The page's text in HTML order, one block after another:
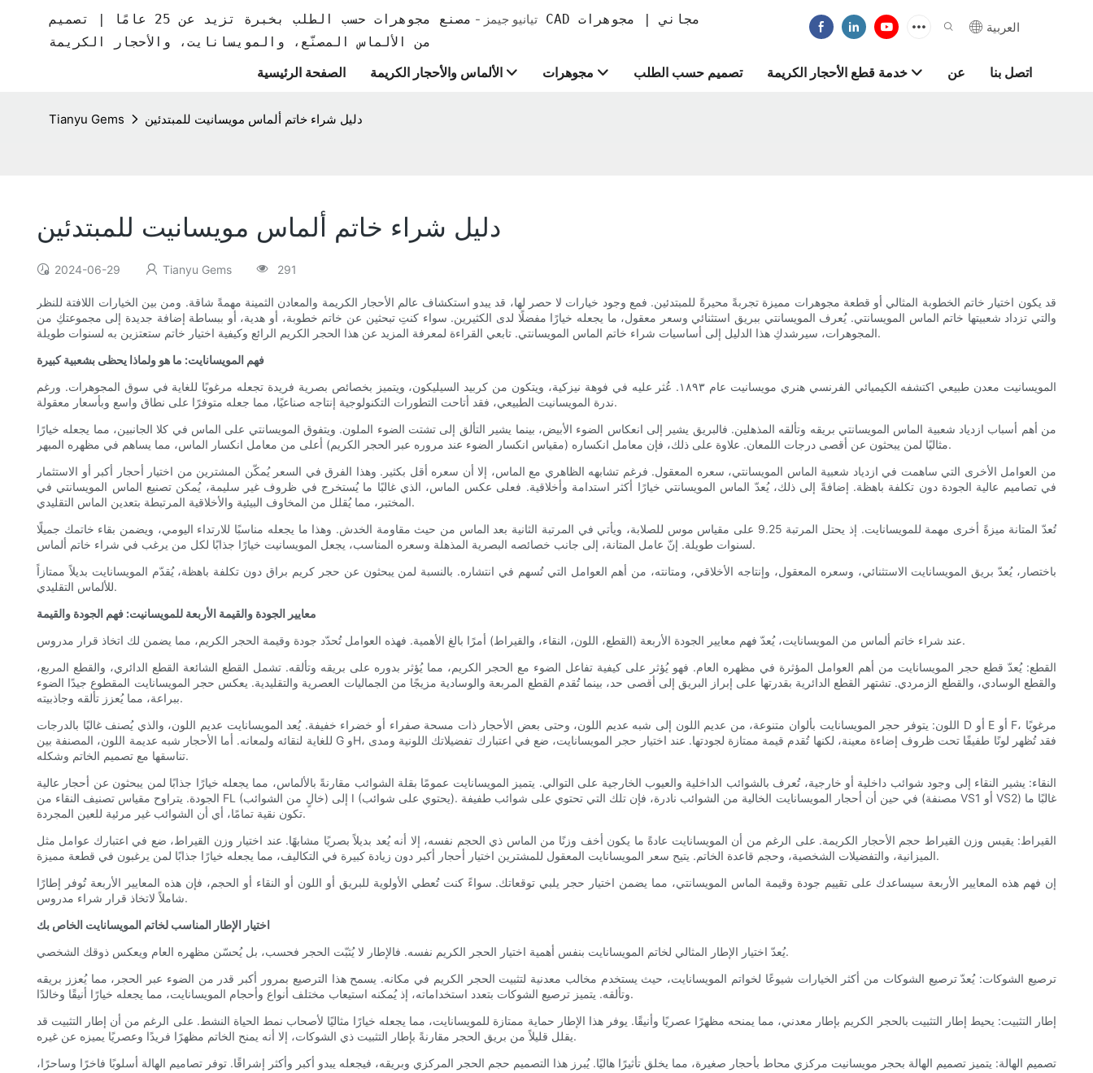
تيانيو جيمز -
مصنع مجوهرات حسب الطلب بخبرة تزيد عن 25 عامًا | تصميم CAD مجاني | مجوهرات
من الألماس المصنّع، والمويسانايت، والأحجار الكريمة
العربية
الصفحة الرئيسية الألماس والأحجار الكريمة مجوهرات تصميم حسب الطلب خدمة قطع الأحجار الكريمة عن اتصل بنا
Tianyu Gems دليل شراء خاتم ألماس مويسانيت للمبتدئين
دليل شراء خاتم ألماس مويسانيت للمبتدئين
2024-06-29 Tianyu Gems 291
قد يكون اختيار خاتم الخطوبة المثالي أو قطعة مجوهرات مميزة تجربةً محيرةً للمبتدئين. فمع وجود خيارات لا حصر لها، قد يبدو استكشاف عالم الأحجار الكريمة والمعادن الثمينة مهمةً شاقة. ومن بين الخيارات اللافتة للنظر
والتي تزداد شعبيتها خاتم الماس المويسانتي. يُعرف المويسانتي ببريق استثنائي وسعر معقول، ما يجعله خيارًا مفضلًا لدى الكثيرين. سواء كنتِ تبحثين عن خاتم خطوبة، أو هدية، أو ببساطة إضافة جديدة إلى مجموعتكِ من
المجوهرات، سيرشدكِ هذا الدليل إلى أساسيات شراء خاتم الماس المويسانتي. تابعي القراءة لمعرفة المزيد عن هذا الحجر الكريم الرائع وكيفية اختيار خاتم ستعتزين به لسنوات طويلة.
فهم المويسانايت: ما هو ولماذا يحظى بشعبية كبيرة
المويسانيت معدن طبيعي اكتشفه الكيميائي الفرنسي هنري مويسانيت عام ١٨٩٣. عُثر عليه في فوهة نيزكية، ويتكون من كربيد السيليكون، ويتميز بخصائص بصرية فريدة تجعله مرغوبًا للغاية في سوق المجوهرات. ورغم
ندرة المويسانيت الطبيعي، فقد أتاحت التطورات التكنولوجية إنتاجه صناعيًا، مما جعله متوفرًا على نطاق واسع وبأسعار معقولة.
من أهم أسباب ازدياد شعبية الماس المويسانتي بريقه وتألقه المذهلين. فالبريق يشير إلى انعكاس الضوء الأبيض، بينما يشير التألق إلى تشتت الضوء الملون. ويتفوق المويسانتي على الماس في كلا الجانبين، مما يجعله خيارًا
مثاليًا لمن يبحثون عن أقصى درجات اللمعان. علاوة على ذلك، فإن معامل انكساره (مقياس انكسار الضوء عند مروره عبر الحجر الكريم) أعلى من معامل انكسار الماس، مما يساهم في مظهره المبهر.
من العوامل الأخرى التي ساهمت في ازدياد شعبية الماس المويسانتي، سعره المعقول. فرغم تشابهه الظاهري مع الماس، إلا أن سعره أقل بكثير. وهذا الفرق في السعر يُمكّن المشترين من اختيار أحجار أكبر أو الاستثمار
في تصاميم عالية الجودة دون تكلفة باهظة. إضافةً إلى ذلك، يُعدّ الماس المويسانتي خيارًا أكثر استدامة وأخلاقية. فعلى عكس الماس، الذي غالبًا ما يُستخرج في ظروف غير سليمة، يُمكن تصنيع الماس المويسانتي في
المختبر، مما يُقلل من المخاوف البيئية والأخلاقية المرتبطة بتعدين الماس التقليدي.
تُعدّ المتانة ميزةً أخرى مهمة للمويسانايت. إذ يحتل المرتبة 9.25 على مقياس موس للصلابة، ويأتي في المرتبة الثانية بعد الماس من حيث مقاومة الخدش. وهذا ما يجعله مناسبًا للارتداء اليومي، ويضمن بقاء خاتمك جميلًا
لسنوات طويلة. إنّ عامل المتانة، إلى جانب خصائصه البصرية المذهلة وسعره المناسب، يجعل المويسانيت خيارًا جذابًا لكل من يرغب في شراء خاتم ألماس.
باختصار، يُعدّ بريق المويسانايت الاستثنائي، وسعره المعقول، وإنتاجه الأخلاقي، ومتانته، من أهم العوامل التي تُسهم في انتشاره. بالنسبة لمن يبحثون عن حجر كريم براق دون تكلفة باهظة، يُقدّم المويسانايت بديلاً ممتازاً
للألماس التقليدي.
معايير الجودة والقيمة الأربعة للمويسانيت: فهم الجودة والقيمة
عند شراء خاتم ألماس من المويسانايت، يُعدّ فهم معايير الجودة الأربعة (القطع، اللون، النقاء، والقيراط) أمرًا بالغ الأهمية. فهذه العوامل تُحدّد جودة وقيمة الحجر الكريم، مما يضمن لك اتخاذ قرار مدروس.
القطع: يُعدّ قطع حجر المويسانايت من أهم العوامل المؤثرة في مظهره العام. فهو يُؤثر على كيفية تفاعل الضوء مع الحجر الكريم، مما يُؤثر بدوره على بريقه وتألقه. تشمل القطع الشائعة القطع الدائري، والقطع المربع،
والقطع الوسادي، والقطع الزمردي. تشتهر القطع الدائرية بقدرتها على إبراز البريق إلى أقصى حد، بينما تُقدم القطع المربعة والوسادية مزيجًا من الجماليات العصرية والتقليدية. يعكس حجر المويسانايت المقطوع جيدًا الضوء
ببراعة، مما يُعزز تألقه وجاذبيته.
اللون: يتوفر حجر المويسانايت بألوان متنوعة، من عديم اللون إلى شبه عديم اللون، وحتى بعض الأحجار ذات مسحة صفراء أو خضراء خفيفة. يُعد المويسانايت عديم اللون، والذي يُصنف غالبًا بالدرجات D أو E أو F، مرغوبًا
للغاية لنقائه ولمعانه. أما الأحجار شبه عديمة اللون، المصنفة بين G وH، فقد تُظهر لونًا طفيفًا تحت ظروف إضاءة معينة، لكنها تُقدم قيمة ممتازة لجودتها. عند اختيار حجر المويسانايت، ضع في اعتبارك تفضيلاتك اللونية ومدى
تناسقها مع تصميم الخاتم وشكله.
النقاء: يشير النقاء إلى وجود شوائب داخلية أو خارجية، تُعرف بالشوائب الداخلية والعيوب الخارجية على التوالي. يتميز المويسانايت عمومًا بقلة الشوائب مقارنةً بالألماس، مما يجعله خيارًا جذابًا لمن يبحثون عن أحجار عالية
الجودة. يتراوح مقياس تصنيف النقاء من FL (خالٍ من الشوائب) إلى I (يحتوي على شوائب). في حين أن أحجار المويسانايت الخالية من الشوائب نادرة، فإن تلك التي تحتوي على شوائب طفيفة (مصنفة VS1 أو VS2) غالبًا ما
تكون نقية تمامًا، أي أن الشوائب غير مرئية للعين المجردة.
القيراط: يقيس وزن القيراط حجم الأحجار الكريمة. على الرغم من أن المويسانايت عادةً ما يكون أخف وزنًا من الماس ذي الحجم نفسه، إلا أنه يُعد بديلاً بصريًا مشابهًا. عند اختيار وزن القيراط، ضع في اعتبارك عوامل مثل
الميزانية، والتفضيلات الشخصية، وحجم قاعدة الخاتم. يتيح سعر المويسانايت المعقول للمشترين اختيار أحجار أكبر دون زيادة كبيرة في التكاليف، مما يجعله خيارًا جذابًا لمن يرغبون في قطعة مميزة.
إن فهم هذه المعايير الأربعة سيساعدك على تقييم جودة وقيمة الماس المويسانتي، مما يضمن اختيار حجر يلبي توقعاتك. سواءً كنت تُعطي الأولوية للبريق أو اللون أو النقاء أو الحجم، فإن هذه المعايير الأربعة تُوفر إطارًا
شاملاً لاتخاذ قرار شراء مدروس.
اختيار الإطار المناسب لخاتم المويسانايت الخاص بك
يُعدّ اختيار الإطار المثالي لخاتم المويسانايت بنفس أهمية اختيار الحجر الكريم نفسه. فالإطار لا يُثبّت الحجر فحسب، بل يُحسّن مظهره العام ويعكس ذوقك الشخصي.
ترصيع الشوكات: يُعدّ ترصيع الشوكات من أكثر الخيارات شيوعًا لخواتم المويسانايت، حيث يستخدم مخالب معدنية لتثبيت الحجر الكريم في مكانه. يسمح هذا الترصيع بمرور أكبر قدر من الضوء عبر الحجر، مما يُعزز بريقه
وتألقه. يتميز ترصيع الشوكات بتعدد استخداماته، إذ يُمكنه استيعاب مختلف أنواع وأحجام المويسانايت، مما يجعله خيارًا أنيقًا وخالدًا.
إطار التثبيت: يحيط إطار التثبيت بالحجر الكريم بإطار معدني، مما يمنحه مظهرًا عصريًا وأنيقًا. يوفر هذا الإطار حماية ممتازة للمويسانايت، مما يجعله خيارًا مثاليًا لأصحاب نمط الحياة النشط. على الرغم من أن إطار التثبيت قد
يقلل قليلاً من بريق الحجر مقارنةً بإطار التثبيت ذي الشوكات، إلا أنه يمنح الخاتم مظهرًا فريدًا وعصريًا يميزه عن غيره.
تصميم الهالة: يتميز تصميم الهالة بحجر مويسانيت مركزي محاط بأحجار صغيرة، مما يخلق تأثيرًا هاليًا. يُبرز هذا التصميم حجم الحجر المركزي وبريقه، فيجعله يبدو أكبر وأكثر إشراقًا. توفر تصاميم الهالة أسلوبًا فاخرًا وساحرًا،